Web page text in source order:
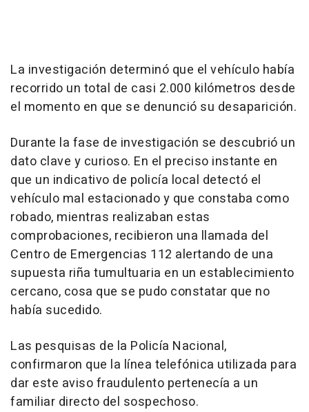
La investigación determinó que el vehículo había
recorrido un total de casi 2.000 kilómetros desde
el momento en que se denunció su desaparición.
Durante la fase de investigación se descubrió un
dato clave y curioso. En el preciso instante en
que un indicativo de policía local detectó el
vehículo mal estacionado y que constaba como
robado, mientras realizaban estas
comprobaciones, recibieron una llamada del
Centro de Emergencias 112 alertando de una
supuesta riña tumultuaria en un establecimiento
cercano, cosa que se pudo constatar que no
había sucedido.
Las pesquisas de la Policía Nacional,
confirmaron que la línea telefónica utilizada para
dar este aviso fraudulento pertenecía a un
familiar directo del sospechoso.